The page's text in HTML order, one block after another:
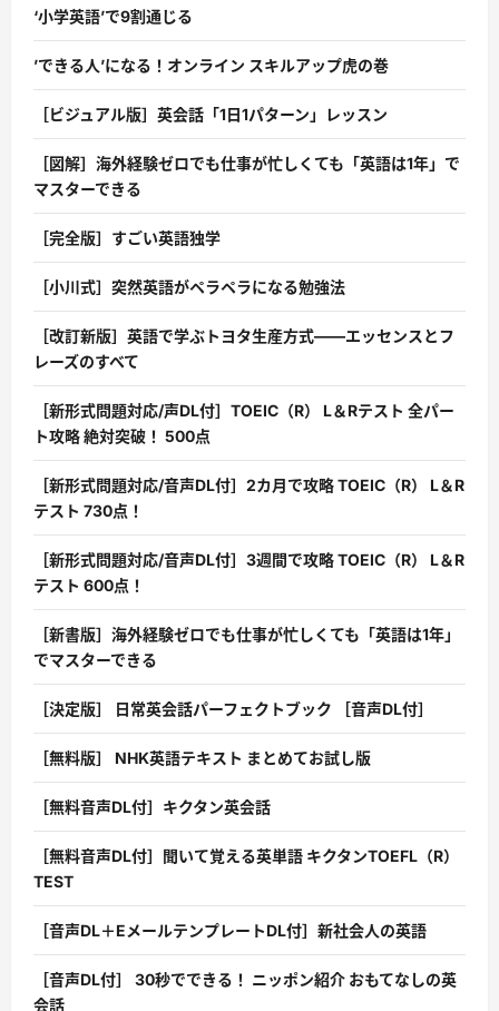
‘小学英語’で9割通じる
’できる人’になる！オンライン スキルアップ虎の巻
［ビジュアル版］英会話「1日1パターン」レッスン
［図解］海外経験ゼロでも仕事が忙しくても「英語は1年」で
マスターできる
［完全版］すごい英語独学
［小川式］突然英語がペラペラになる勉強法
［改訂新版］英語で学ぶトヨタ生産方式――エッセンスとフ
レーズのすべて
［新形式問題対応/声DL付］TOEIC（R） L＆Rテスト 全パー
ト攻略 絶対突破！ 500点
［新形式問題対応/音声DL付］2カ月で攻略 TOEIC（R） L＆R
テスト 730点！
［新形式問題対応/音声DL付］3週間で攻略 TOEIC（R） L＆R
テスト 600点！
［新書版］海外経験ゼロでも仕事が忙しくても「英語は1年」
でマスターできる
［決定版］ 日常英会話パーフェクトブック ［音声DL付］
［無料版］ NHK英語テキスト まとめてお試し版
［無料音声DL付］キクタン英会話
［無料音声DL付］聞いて覚える英単語 キクタンTOEFL（R）
TEST
［音声DL＋EメールテンプレートDL付］新社会人の英語
［音声DL付］ 30秒でできる！ ニッポン紹介 おもてなしの英
会話